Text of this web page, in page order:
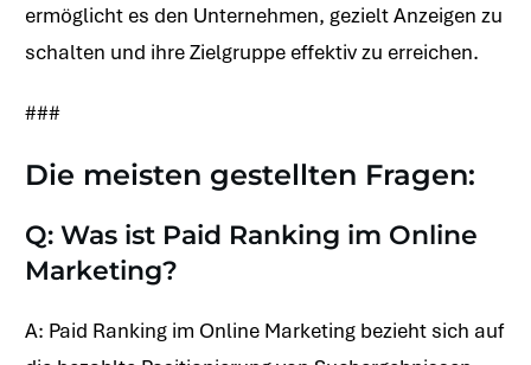
ermöglicht es den Unternehmen, gezielt Anzeigen zu
schalten und ihre Zielgruppe effektiv zu erreichen.
###
Die meisten gestellten Fragen:
Q: Was ist Paid Ranking im Online
Marketing?
A: Paid Ranking im Online Marketing bezieht sich auf